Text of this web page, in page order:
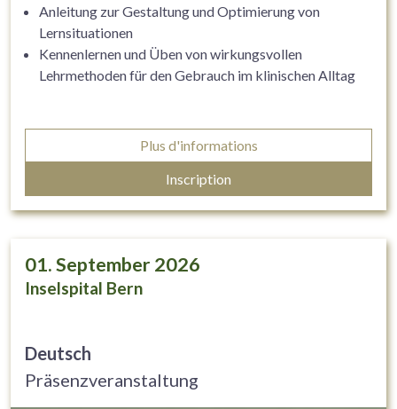
Anleitung zur Gestaltung und Optimierung von
Lernsituationen
Kennenlernen und Üben von wirkungsvollen
Lehrmethoden für den Gebrauch im klinischen Alltag
Plus d'informations
Inscription
01. September 2026
Inselspital Bern
Deutsch
Präsenzveranstaltung